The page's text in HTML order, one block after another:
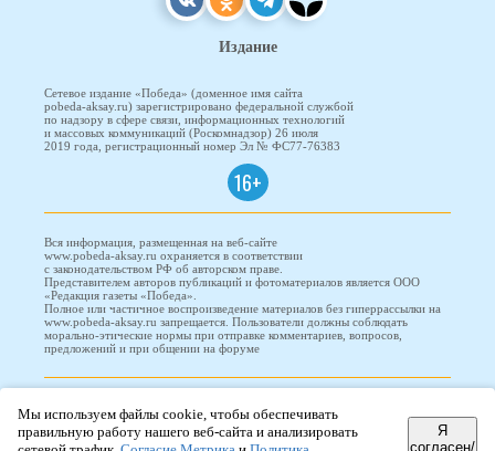
Издание
Сетевое издание «Победа» (доменное имя сайта
pobeda-aksay.ru) зарегистрировано федеральной службой
по надзору в сфере связи, информационных технологий
и массовых коммуникаций (Роскомнадзор) 26 июля
2019 года, регистрационный номер Эл № ФС77-76383
16+
Вся информация, размещенная на веб-сайте
www.pobeda-aksay.ru охраняется в соответствии
с законодательством РФ об авторском праве.
Представителем авторов публикаций и фотоматериалов является ООО
«Редакция газеты «Победа».
Полное или частичное воспроизведение материалов без гиперрассылки на
www.pobeda-aksay.ru запрещается. Пользователи должны соблюдать
морально-этические нормы при отправке комментариев, вопросов,
предложений и при общении на форуме
Мы используем файлы cookie, чтобы обеспечивать
правильную работу нашего веб-сайта и анализировать
Я
согласен/